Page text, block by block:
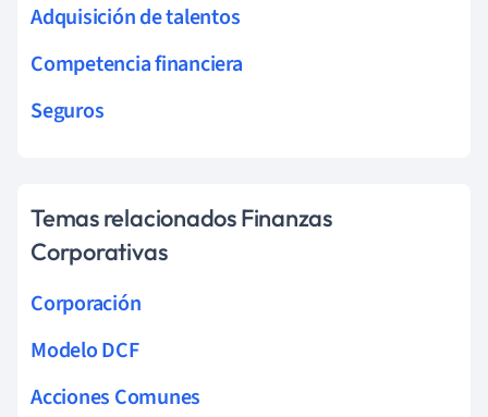
Adquisición de talentos
Competencia financiera
Seguros
Temas relacionados Finanzas
Corporativas
Corporación
Modelo DCF
Acciones Comunes